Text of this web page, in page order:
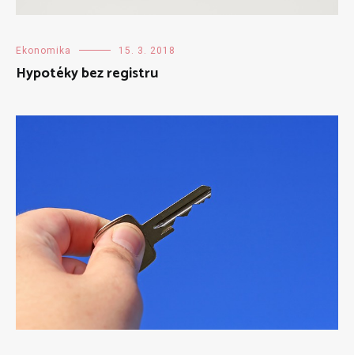
Ekonomika 15. 3. 2018
Hypotéky bez registru